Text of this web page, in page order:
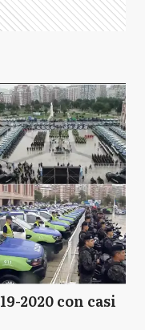
2020 con casi